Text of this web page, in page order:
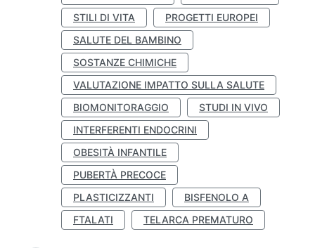
STILI DI VITA
PROGETTI EUROPEI
SALUTE DEL BAMBINO
SOSTANZE CHIMICHE
VALUTAZIONE IMPATTO SULLA SALUTE
BIOMONITORAGGIO
STUDI IN VIVO
INTERFERENTI ENDOCRINI
OBESITÀ INFANTILE
PUBERTÀ PRECOCE
PLASTICIZZANTI
BISFENOLO A
FTALATI
TELARCA PREMATURO